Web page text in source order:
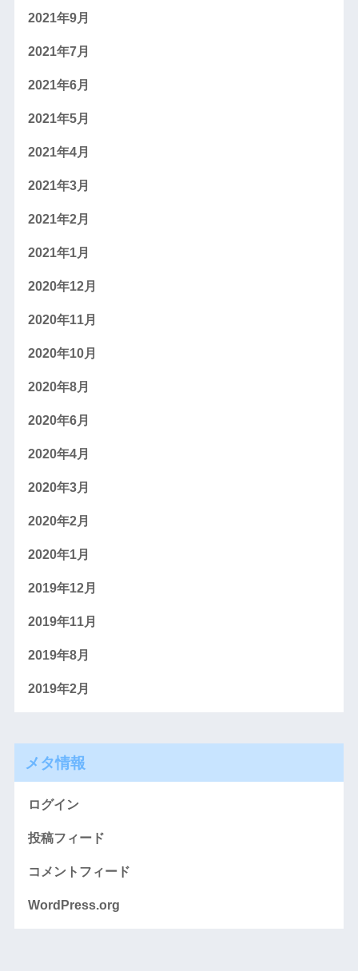
2021年9月
2021年7月
2021年6月
2021年5月
2021年4月
2021年3月
2021年2月
2021年1月
2020年12月
2020年11月
2020年10月
2020年8月
2020年6月
2020年4月
2020年3月
2020年2月
2020年1月
2019年12月
2019年11月
2019年8月
2019年2月
メタ情報
ログイン
投稿フィード
コメントフィード
WordPress.org